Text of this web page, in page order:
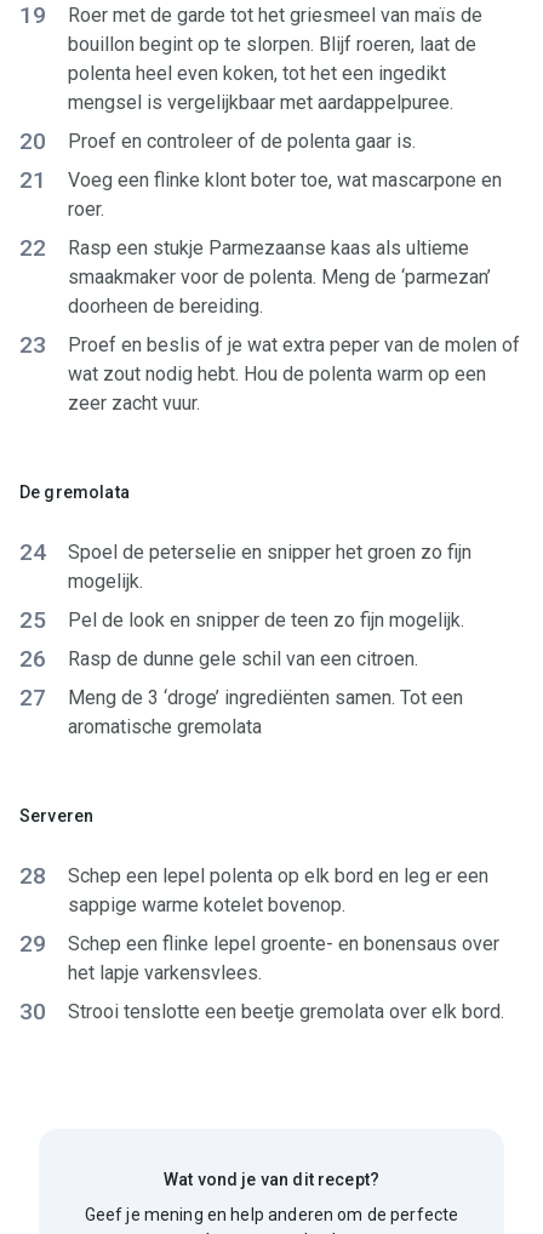
19
Roer met de garde tot het griesmeel van maïs de
bouillon begint op te slorpen. Blijf roeren, laat de
polenta heel even koken, tot het een ingedikt
mengsel is vergelijkbaar met aardappelpuree.
20 Proef en controleer of de polenta gaar is.
21
Voeg een flinke klont boter toe, wat mascarpone en
roer.
22
Rasp een stukje Parmezaanse kaas als ultieme
smaakmaker voor de polenta. Meng de ‘parmezan’
doorheen de bereiding.
23
Proef en beslis of je wat extra peper van de molen of
wat zout nodig hebt. Hou de polenta warm op een
zeer zacht vuur.
De gremolata
24
Spoel de peterselie en snipper het groen zo fijn
mogelijk.
25 Pel de look en snipper de teen zo fijn mogelijk.
26 Rasp de dunne gele schil van een citroen.
27
Meng de 3 ‘droge’ ingrediënten samen. Tot een
aromatische gremolata
Serveren
28
Schep een lepel polenta op elk bord en leg er een
sappige warme kotelet bovenop.
29
Schep een flinke lepel groente- en bonensaus over
het lapje varkensvlees.
30 Strooi tenslotte een beetje gremolata over elk bord.
Wat vond je van dit recept?
Geef je mening en help anderen om de perfecte